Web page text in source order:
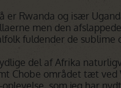
Rwanda og især
men den
fuldender de sublime
del af Afrika
Chobe området tæt ved